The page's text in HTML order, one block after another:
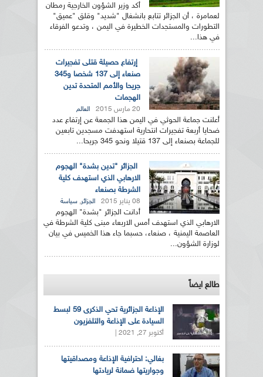
أكد وزير الشؤون الخارجية رمطان
لعمامرة ، أن الجزائر تتابع بانشغال "شديد" وقلق "عميق"
التطورات والمستجدات الخطيرة في اليمن ، وتدعو الفرقاء
في هذا...
إرتفاع حصيلة قتلى تفجيرات
صنعاء إلى 137 شخصا و345
جريحا والأمم المتحدة تدين
الهجمات
20 مارس 2015 العالم
أعلنت جماعة الحوثي في اليمن هذا الجمعة عن إرتفاع عدد
ضحايا أربعة تفجيرات انتحارية استهدفت مسجدين تابعين
للجماعة بصنعاء إلى 137 قتيلا ونحو 345 جريحا...
الجزائر "تدين بشدة" الهجوم
الارهابي الذي استهدف كلية
الشرطة بصنعاء
08 يناير 2015 الجزائر, سياسة
أدانت الجزائر "بشدة" الهجوم
الارهابي الذي استهدف أمس الاربعاء مبنى كلية الشرطة في
العاصمة اليمنية ، صنعاء، حسبما جاء هذا الخميس في بيان
لوزارة الشؤون...
طالع ايضاً
الإذاعة الجزائرية تحي الذكرى 59 لبسط
السيادة على الإذاعة والتلفزيون
أكتوبر 27, 2021 |
بغالي: احترافية الإذاعة ومصداقيتها
وجواريتها ضمانة لريادتها